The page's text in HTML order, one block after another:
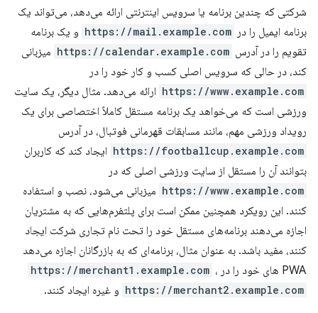
شرکتی که چندین برنامه یا سرویس اینترنتی ارائه می‌دهد، می‌تواند یک
برنامه ایمیل را در https://mail.example.com و یک برنامه
تقویم را در آدرس https://calendar.example.com میزبانی
کند، در حالی که سرویس اصلی کسب و کار خود را در
https://www.example.com ارائه می‌دهد. مثال دیگر، یک سایت
ورزشی است که می‌خواهد یک برنامه مستقل کاملاً اختصاصی برای یک
رویداد ورزشی مهم، مانند مسابقات قهرمانی فوتبال، در آدرس
https://footballcup.example.com ایجاد کند که کاربران
بتوانند آن را مستقل از سایت ورزشی اصلی که در
https://www.example.com میزبانی می‌شود، نصب و استفاده
کنند. این رویکرد همچنین ممکن است برای پلتفرم‌هایی که به مشتریان
اجازه می‌دهند برنامه‌های مستقل خود را تحت نام تجاری شرکت ایجاد
کنند، مفید باشد. به عنوان مثال، برنامه‌ای که به بازرگانان اجازه می‌دهد
PWA های خود را در
https://merchant1.example.com ،
https://merchant2.example.com و غیره ایجاد کنند.